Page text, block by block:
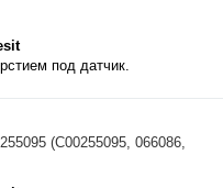
под датчик.
(C00255095, 066086,